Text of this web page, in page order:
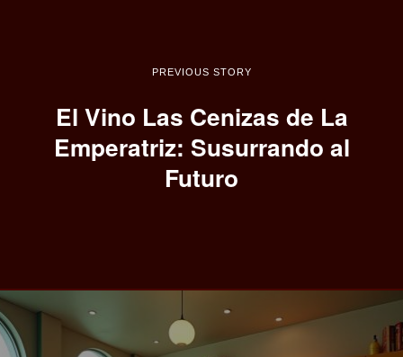
PREVIOUS STORY
El Vino Las Cenizas de La
Emperatriz: Susurrando al
Futuro